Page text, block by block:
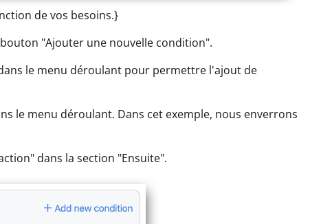
de vos besoins.}
"Ajouter une nouvelle condition".
le menu déroulant pour permettre l'ajout de
le menu déroulant. Dans cet exemple, nous enverrons
dans la section "Ensuite".